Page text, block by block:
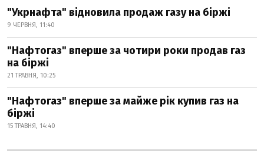
"Укрнафта" відновила продаж газу на біржі
9 ЧЕРВНЯ, 11:40
"Нафтогаз" вперше за чотири роки продав газ
на біржі
21 ТРАВНЯ, 10:25
"Нафтогаз" вперше за майже рік купив газ на
біржі
15 ТРАВНЯ, 14:40